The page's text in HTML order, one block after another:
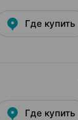
Где купить
Где купить